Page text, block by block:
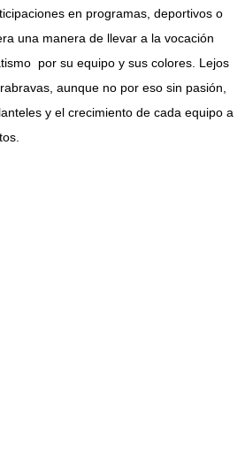
en programas, deportivos o
una manera de llevar a la vocación
por su equipo y sus colores. Lejos
aunque no por eso sin pasión,
y el crecimiento de cada equipo a